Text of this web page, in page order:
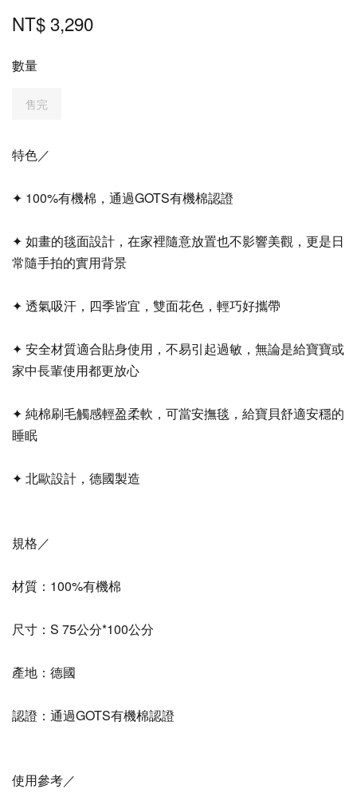
NT$ 3,290
數量
售完
特色／
✦ 100%有機棉，通過GOTS有機棉認證
✦ 如畫的毯面設計，在家裡隨意放置也不影響美觀，更是日
常隨手拍的實用背景
✦ 透氣吸汗，四季皆宜，雙面花色，輕巧好攜帶
✦ 安全材質適合貼身使用，不易引起過敏，無論是給寶寶或
家中長輩使用都更放心
✦ 純棉刷毛觸感輕盈柔軟，可當安撫毯，給寶貝舒適安穩的
睡眠
✦ 北歐設計，德國製造
規格／
材質：100%有機棉
尺寸：S 75公分*100公分
產地：德國
認證：通過GOTS有機棉認證
使用參考／